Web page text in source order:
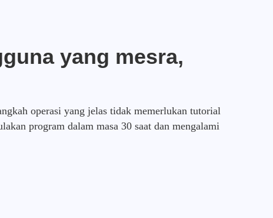
yang mesra,
operasi yang jelas tidak memerlukan tutorial
program dalam masa 30 saat dan mengalami